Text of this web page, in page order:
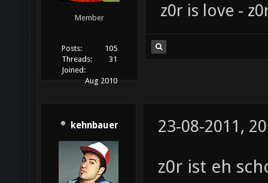
Member
Posts:
105
Threads:
31
Joined:
Aug 2010
z0r is love -
kehnbauer 23-08-2011,
z0r ist eh